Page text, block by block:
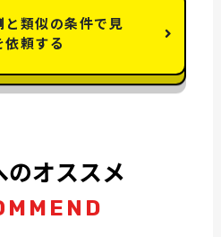
と類似の条件で見
依頼する
のオススメ